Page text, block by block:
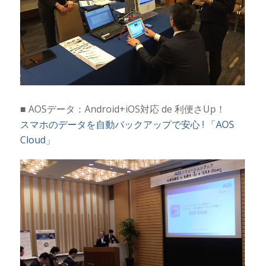
■ AOSデータ：Android+iOS対応 de 利便さUp！
スマホのデータを自動バックアップで安心 ! 「AOS
Cloud」